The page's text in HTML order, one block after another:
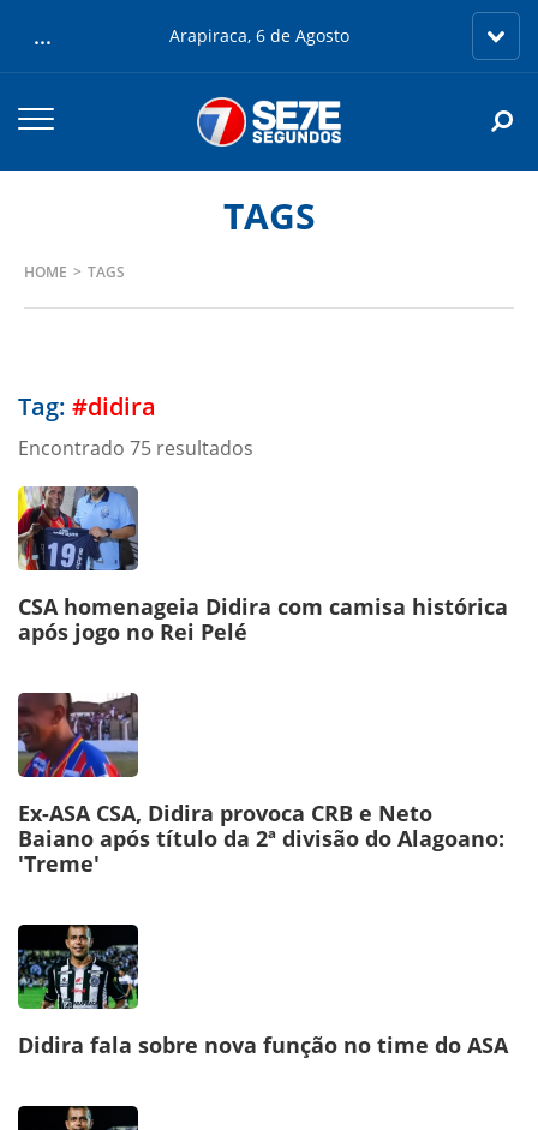
... Arapiraca, 6 de Agosto
HOME TAGS
TAGS
Tag: #didira
Encontrado 75 resultados
CSA homenageia Didira com camisa histórica
após jogo no Rei Pelé
Ex-ASA CSA, Didira provoca CRB e Neto
Baiano após título da 2ª divisão do Alagoano:
'Treme'
Didira fala sobre nova função no time do ASA